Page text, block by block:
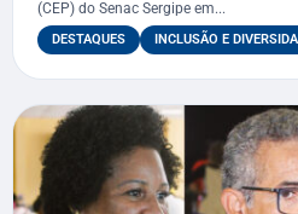
(CEP) do Senac Sergipe em...
DESTAQUES INCLUSÃO E